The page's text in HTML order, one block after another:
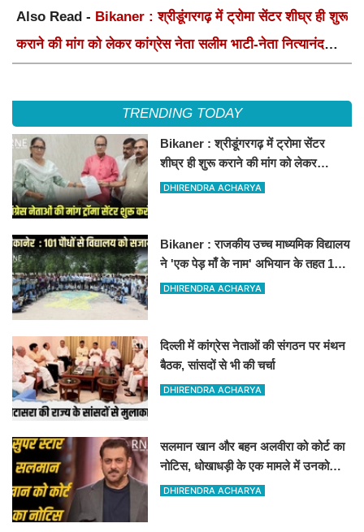
Also Read - Bikaner : श्रीडूंगरगढ़ में ट्रोमा सेंटर शीघ्र ही शुरू
कराने की मांग को लेकर कांग्रेस नेता सलीम भाटी-नेता नित्यानंद
TRENDING TODAY
Bikaner : श्रीडूंगरगढ़ में ट्रोमा सेंटर
शीघ्र ही शुरू कराने की मांग को लेकर
कांग्रेस नेता सलीम भाटी-नेता नित्यानंद पारीक
DHIRENDRA ACHARYA
Bikaner : राजकीय उच्च माध्यमिक विद्यालय
ने 'एक पेड़ माँ के नाम' अभियान के तहत 101
पौधों का रोपण किया
DHIRENDRA ACHARYA
दिल्ली में कांग्रेस नेताओं की संगठन पर मंथन
बैठक, सांसदों से भी की चर्चा
DHIRENDRA ACHARYA
सलमान खान और बहन अलवीरा को कोर्ट का
नोटिस, धोखाधड़ी के एक मामले में उनको
नोटिस जारी किया गया है
DHIRENDRA ACHARYA